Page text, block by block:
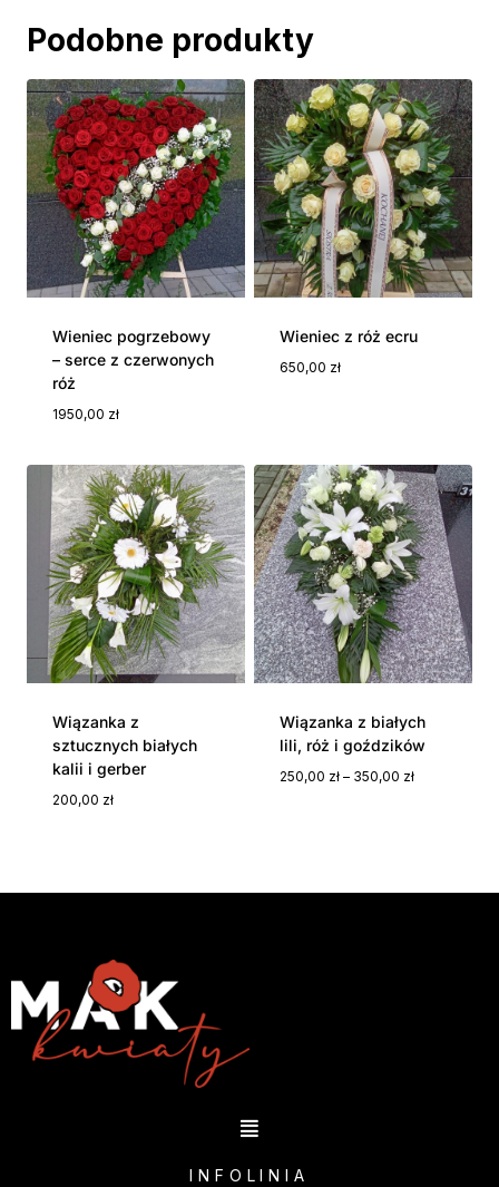
Podobne produkty
Wieniec pogrzebowy
– serce z czerwonych
róż
1950,00 zł
Wieniec z róż ecru
650,00 zł
Wiązanka z
sztucznych białych
kalii i gerber
200,00 zł
Wiązanka z białych
lili, róż i goździków
250,00 zł – 350,00 zł
INFOLINIA